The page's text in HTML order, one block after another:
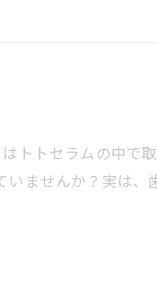
トトセラムの中で
ませんか？実は、